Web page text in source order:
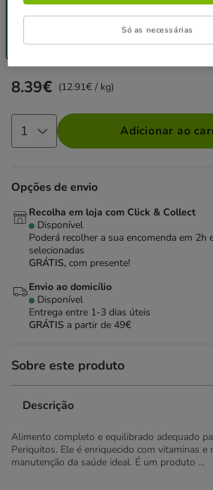
(12.91€ / kg)
16.09€
(5.36€ / kg)
Preço 8.39€, 12.91 EUR por kg
8.39€ (12.91€ / kg)
Adicionar ao
Opções de envio
Recolha em loja com Click & Collect
Disponível
Poderá recolher a sua encomenda em 2h
selecionadas
GRÁTIS, com presente!
Envio ao domicílio
Disponível
Entrega entre 1-3 dias úteis
GRÁTIS a partir de 49€
Sobre este produto
Descrição
Alimento completo e equilibrado adequado
Periquitos. Ele é enriquecido com vitaminas e
manutenção da saúde ideal. É um produto ...
Só as necessárias